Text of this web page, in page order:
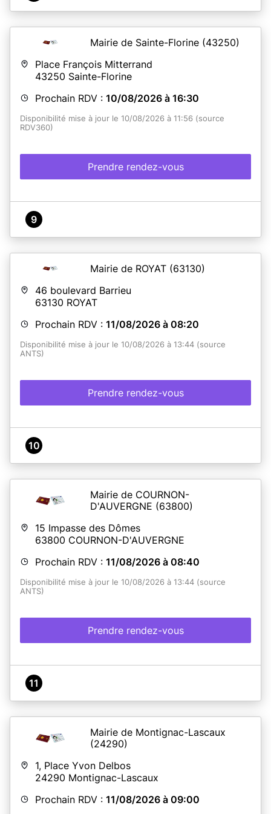
Mairie de Sainte-Florine (43250)
Place François Mitterrand
43250 Sainte-Florine
Prochain RDV : 10/08/2026 à 16:30
Disponibilité mise à jour le 10/08/2026 à 11:56 (source
RDV360)
Prendre rendez-vous
9
Mairie de ROYAT (63130)
46 boulevard Barrieu
63130 ROYAT
Prochain RDV : 11/08/2026 à 08:20
Disponibilité mise à jour le 10/08/2026 à 13:44 (source
ANTS)
Prendre rendez-vous
10
Mairie de COURNON-
D'AUVERGNE (63800)
15 Impasse des Dômes
63800 COURNON-D'AUVERGNE
Prochain RDV : 11/08/2026 à 08:40
Disponibilité mise à jour le 10/08/2026 à 13:44 (source
ANTS)
Prendre rendez-vous
11
Mairie de Montignac-Lascaux
(24290)
1, Place Yvon Delbos
24290 Montignac-Lascaux
Prochain RDV : 11/08/2026 à 09:00